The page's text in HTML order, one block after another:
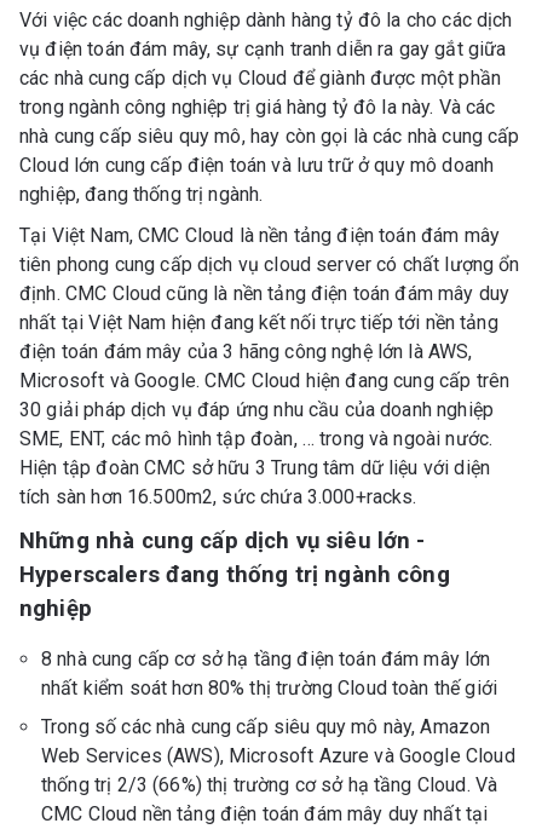
Với việc các doanh nghiệp dành hàng tỷ đô la cho các dịch
vụ điện toán đám mây, sự cạnh tranh diễn ra gay gắt giữa
các nhà cung cấp dịch vụ Cloud để giành được một phần
trong ngành công nghiệp trị giá hàng tỷ đô la này. Và các
nhà cung cấp siêu quy mô, hay còn gọi là các nhà cung cấp
Cloud lớn cung cấp điện toán và lưu trữ ở quy mô doanh
nghiệp, đang thống trị ngành.
Tại Việt Nam, CMC Cloud là nền tảng điện toán đám mây
tiên phong cung cấp dịch vụ cloud server có chất lượng ổn
định. CMC Cloud cũng là nền tảng điện toán đám mây duy
nhất tại Việt Nam hiện đang kết nối trực tiếp tới nền tảng
điện toán đám mây của 3 hãng công nghệ lớn là AWS,
Microsoft và Google. CMC Cloud hiện đang cung cấp trên
30 giải pháp dịch vụ đáp ứng nhu cầu của doanh nghiệp
SME, ENT, các mô hình tập đoàn, … trong và ngoài nước.
Hiện tập đoàn CMC sở hữu 3 Trung tâm dữ liệu với diện
tích sàn hơn 16.500m2, sức chứa 3.000+racks.
Những nhà cung cấp dịch vụ siêu lớn -
Hyperscalers đang thống trị ngành công
nghiệp
8 nhà cung cấp cơ sở hạ tầng điện toán đám mây lớn
nhất kiểm soát hơn 80% thị trường Cloud toàn thế giới
Trong số các nhà cung cấp siêu quy mô này, Amazon
Web Services (AWS), Microsoft Azure và Google Cloud
thống trị 2/3 (66%) thị trường cơ sở hạ tầng Cloud. Và
CMC Cloud nền tảng điện toán đám mây duy nhất tại